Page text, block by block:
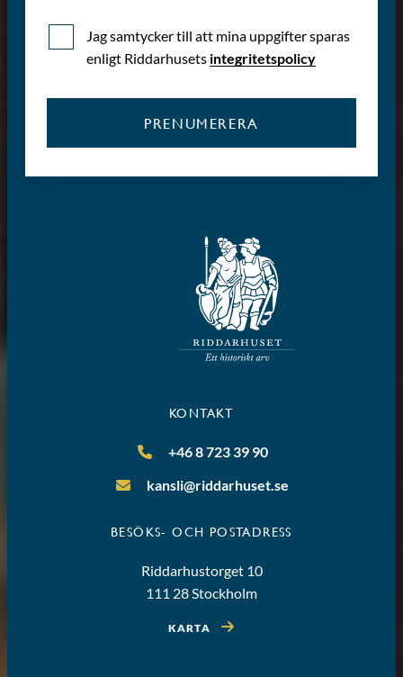
Jag samtycker till att mina uppgifter sparas
enligt Riddarhusets integritetspolicy
PRENUMERERA
KONTAKT
+46 8 723 39 90
kansli@riddarhuset.se
BESÖKS- OCH POSTADRESS
Riddarhustorget 10
111 28 Stockholm
KARTA